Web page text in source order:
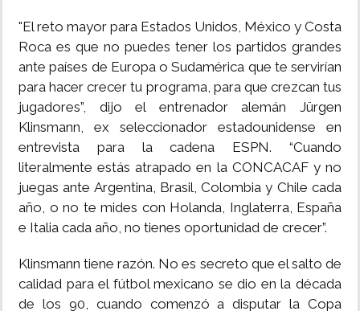
"El reto mayor para Estados Unidos, México y Costa
Roca es que no puedes tener los partidos grandes
ante países de Europa o Sudamérica que te servirían
para hacer crecer tu programa, para que crezcan tus
jugadores”, dijo el entrenador alemán Jürgen
Klinsmann, ex seleccionador estadounidense en
entrevista para la cadena ESPN. “Cuando
literalmente estás atrapado en la CONCACAF y no
juegas ante Argentina, Brasil, Colombia y Chile cada
año, o no te mides con Holanda, Inglaterra, España
e Italia cada año, no tienes oportunidad de crecer”.
Klinsmann tiene razón. No es secreto que el salto de
calidad para el fútbol mexicano se dio en la década
de los 90, cuando comenzó a disputar la Copa